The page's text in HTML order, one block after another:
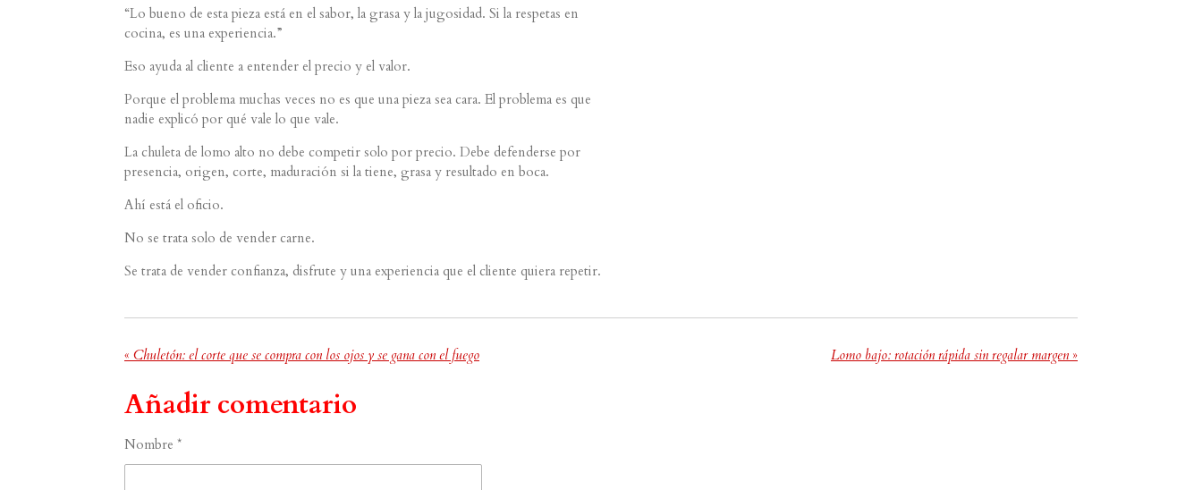
“Lo bueno de esta pieza está en el sabor, la grasa y la jugosidad. Si la respetas en
cocina, es una experiencia.”
Eso ayuda al cliente a entender el precio y el valor.
Porque el problema muchas veces no es que una pieza sea cara. El problema es que
nadie explicó por qué vale lo que vale.
La chuleta de lomo alto no debe competir solo por precio. Debe defenderse por
presencia, origen, corte, maduración si la tiene, grasa y resultado en boca.
Ahí está el oficio.
No se trata solo de vender carne.
Se trata de vender confianza, disfrute y una experiencia que el cliente quiera repetir.
« Chuletón: el corte que se compra con los ojos y se gana con el fuego Lomo bajo: rotación rápida sin regalar margen »
Añadir comentario
Nombre *